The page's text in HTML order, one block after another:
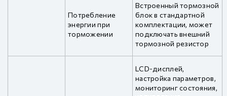
Потребление
энергии при
торможении
Встроенный тормозной
блок в стандартной
комплектации, может
подключать внешний
тормозной резистор
LCD-дисплей,
настройка параметров,
мониторинг состояния,